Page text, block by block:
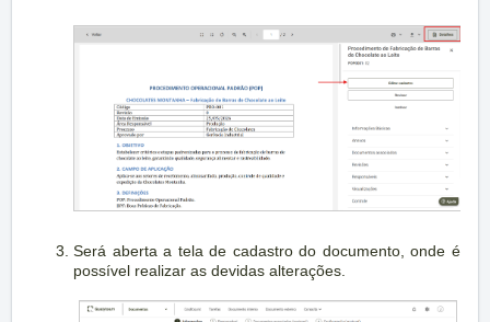
Será aberta a tela de cadastro do documento, onde é
possível realizar as devidas alterações.